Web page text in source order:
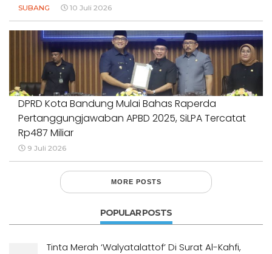
SUBANG 10 Juli 2026
DPRD Kota Bandung Mulai Bahas Raperda
Pertanggungjawaban APBD 2025, SiLPA Tercatat
Rp487 Miliar
9 Juli 2026
MORE POSTS
POPULAR POSTS
Tinta Merah ‘Walyatalattof’ Di Surat Al-Kahfi,